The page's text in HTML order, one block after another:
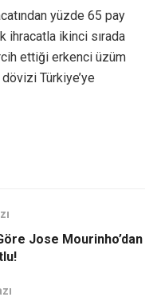
yüzde 65 pay
ihracatla ikinci sırada
ettiği erkenci üzüm
Türkiye’ye
Jose Mourinho’dan